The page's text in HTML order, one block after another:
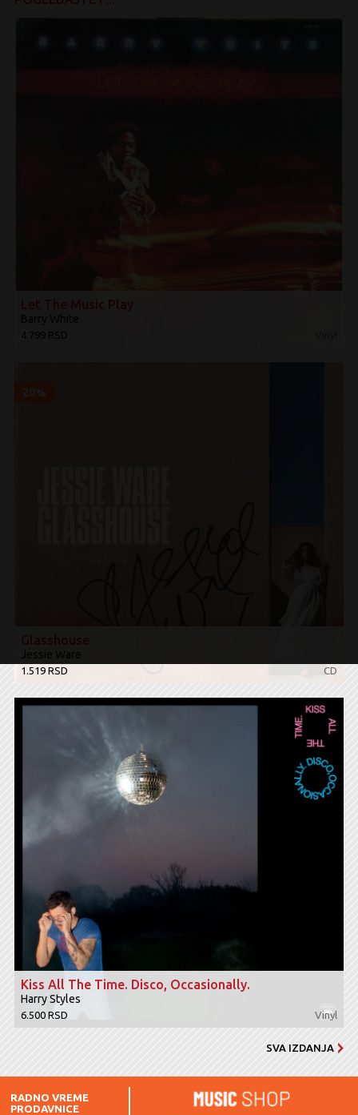
Barry White
4.799 RSD
Jessie Ware
1.519 RSD CD
Kiss All The Time. Disco, Occasionally.
Harry Styles
6.500 RSD Vinyl
SVA IZDANJA
RADNO VREME
PRODAVNICE